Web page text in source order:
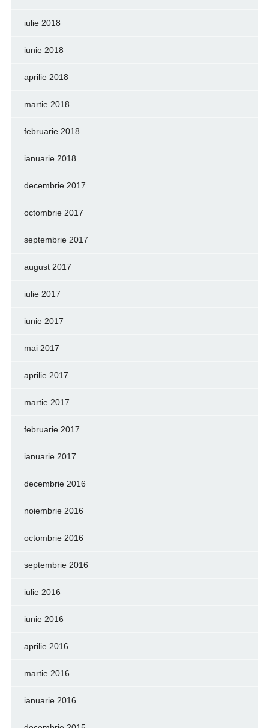
iulie 2018
iunie 2018
aprilie 2018
martie 2018
februarie 2018
ianuarie 2018
decembrie 2017
octombrie 2017
septembrie 2017
august 2017
iulie 2017
iunie 2017
mai 2017
aprilie 2017
martie 2017
februarie 2017
ianuarie 2017
decembrie 2016
noiembrie 2016
octombrie 2016
septembrie 2016
iulie 2016
iunie 2016
aprilie 2016
martie 2016
ianuarie 2016